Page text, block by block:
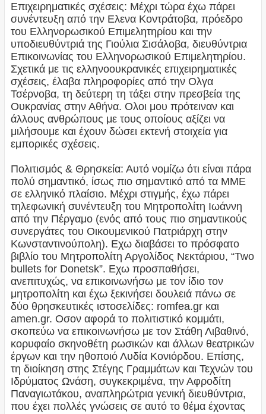
Επιχειρηματικές σχέσεις: Μέχρι τώρα έχω πάρει
συνέντευξη από την Ελενα Κοντράτοβα, πρόεδρο
του Ελληνορωσικού Επιμελητηρίου και την
υποδιευθύντριά της Γιούλια Σισάλοβα, διευθύντρια
Επικοινωνίας του Ελληνορωσικού Επιμελητηρίου.
Σχετικά με τις ελληνοουκρανικές επιχειρηματικές
σχέσεις, έλαβα πληροφορίες από την Ολγα
Τσέρνοβα, τη δεύτερη τη τάξει στην πρεσβεία της
Ουκρανίας στην Αθήνα. Ολοι μου πρότειναν και
άλλους ανθρώπους με τους οποίους αξίζει να
μιλήσουμε και έχουν δώσει εκτενή στοιχεία για
εμπορικές σχέσεις.
Πολιτισμός & Θρησκεία: Αυτό νομίζω ότι είναι πάρα
πολύ σημαντικό, ίσως πιο σημαντικό από τα ΜΜΕ
σε ελληνικό πλαίσιο. Μέχρι στιγμής, έχω πάρει
τηλεφωνική συνέντευξη του Μητροπολίτη Ιωάννη
από την Πέργαμο (ενός από τους πιο σημαντικούς
συνεργάτες του Οικουμενικού Πατριάρχη στην
Κωνσταντινούπολη). Εχω διαβάσει το πρόσφατο
βιβλίο του Μητροπολίτη Αργολίδος Νεκτάριου, “Two
bullets for Donetsk”. Εχω προσπαθήσει,
ανεπιτυχώς, να επικοινωνήσω με τον ίδιο τον
μητροπολίτη και έχω ξεκινήσει δουλειά πάνω σε
δύο θρησκευτικές ιστοσελίδες: romfea.gr και
amen.gr. Οσον αφορά το πολιτιστικό κομμάτι,
σκοπεύω να επικοινωνήσω με τον Στάθη Λιβαθινό,
κορυφαίο σκηνοθέτη ρωσικών και άλλων θεατρικών
έργων και την ηθοποιό Λυδία Κονιόρδου. Επίσης,
τη διοίκηση στης Στέγης Γραμμάτων και Τεχνών του
Ιδρύματος Ωνάση, συγκεκριμένα, την Αφροδίτη
Παναγιωτάκου, αναπληρώτρια γενική διευθύντρια,
που έχει πολλές γνώσεις σε αυτό το θέμα έχοντας